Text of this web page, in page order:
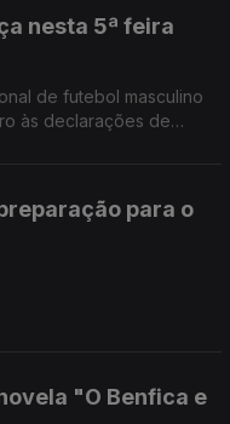
nesta 5ª feira
de futebol masculino
às declarações de
para o
"O Benfica e